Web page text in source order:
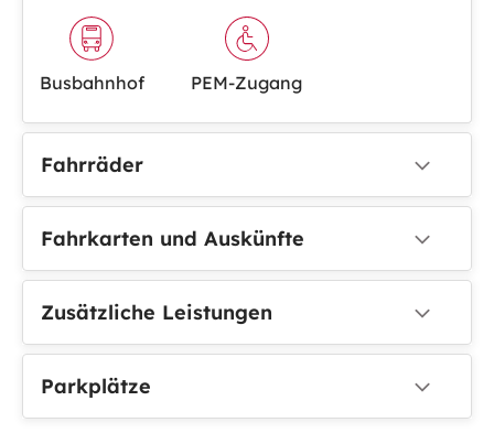
Busbahnhof PEM-Zugang
Fahrräder
Fahrkarten und Auskünfte
Zusätzliche Leistungen
Parkplätze